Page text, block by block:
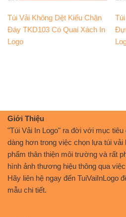
Túi Vải Không Dệt Kiểu Chặn
Đáy TKD103 Có Quai Xách In
Logo
Giới Thiệu
"Túi Vải In Logo" ra đời với mục
dàng hơn trong việc chọn lựa túi vải
phẩm thân thiện môi trường và rất
hình ảnh thương hiệu thông qua
Hãy liên hệ ngay đến TuiVaiInLogo
mẫu chi tiết.